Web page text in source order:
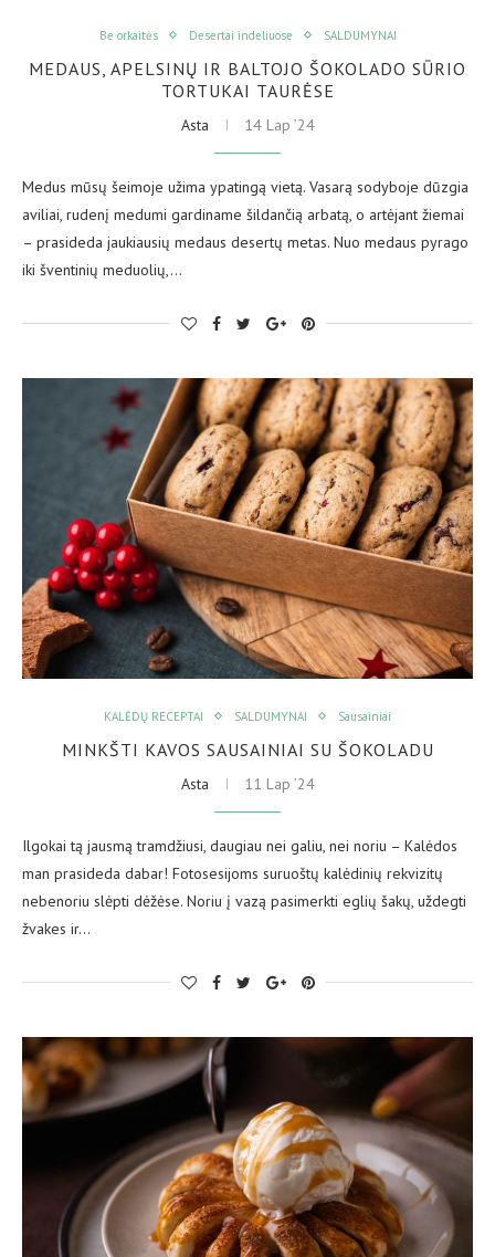
Be orkaitės Desertai indeliuose SALDUMYNAI
MEDAUS, APELSINŲ IR BALTOJO ŠOKOLADO SŪRIO
TORTUKAI TAURĖSE
Asta 14 Lap ’24
Medus mūsų šeimoje užima ypatingą vietą. Vasarą sodyboje dūzgia
aviliai, rudenį medumi gardiname šildančią arbatą, o artėjant žiemai
– prasideda jaukiausių medaus desertų metas. Nuo medaus pyrago
iki šventinių meduolių,…
KALĖDŲ RECEPTAI SALDUMYNAI Sausainiai
MINKŠTI KAVOS SAUSAINIAI SU ŠOKOLADU
Asta 11 Lap ’24
Ilgokai tą jausmą tramdžiusi, daugiau nei galiu, nei noriu – Kalėdos
man prasideda dabar! Fotosesijoms suruoštų kalėdinių rekvizitų
nebenoriu slėpti dėžėse. Noriu į vazą pasimerkti eglių šakų, uždegti
žvakes ir…